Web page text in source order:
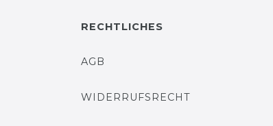
RECHTLICHES
AGB
WIDERRUFSRECHT